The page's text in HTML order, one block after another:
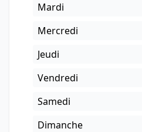
Mardi
Mercredi
Jeudi
Vendredi
Samedi
Dimanche